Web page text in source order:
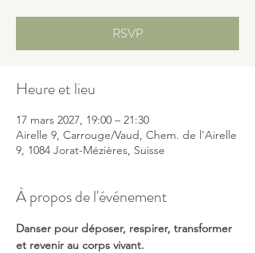
RSVP
Heure et lieu
17 mars 2027, 19:00 – 21:30
Airelle 9, Carrouge/Vaud, Chem. de l'Airelle
9, 1084 Jorat-Mézières, Suisse
À propos de l'événement
Danser pour déposer, respirer, transformer
et revenir au corps vivant.